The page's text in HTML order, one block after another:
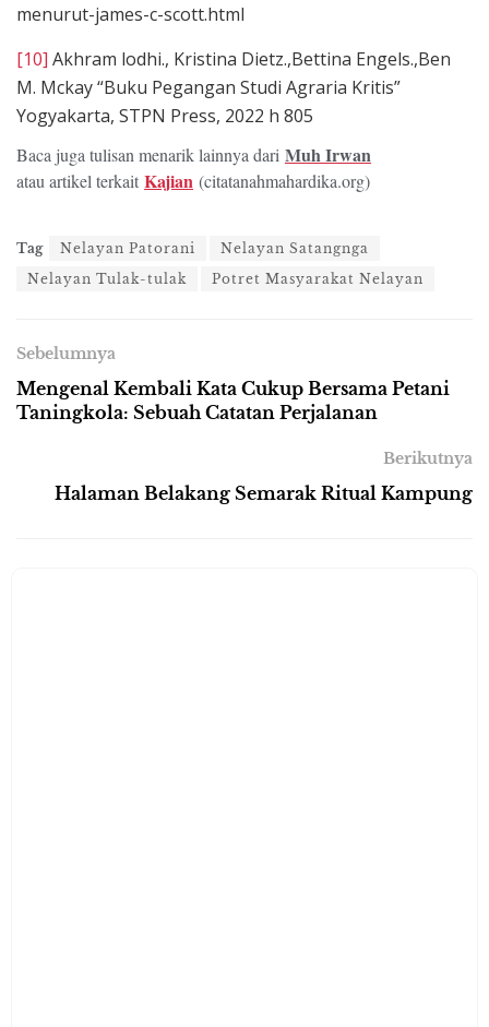
menurut-james-c-scott.html
[10] Akhram lodhi., Kristina Dietz.,Bettina Engels.,Ben
M. Mckay “Buku Pegangan Studi Agraria Kritis”
Yogyakarta, STPN Press, 2022 h 805
Baca juga tulisan menarik lainnya dari Muh Irwan
atau artikel terkait Kajian (citatanahmahardika.org)
Tag Nelayan Patorani
Nelayan Satangnga
Nelayan Tulak-tulak
Potret Masyarakat Nelayan
Sebelumnya
Mengenal Kembali Kata Cukup Bersama Petani
Taningkola: Sebuah Catatan Perjalanan
Berikutnya
Halaman Belakang Semarak Ritual Kampung